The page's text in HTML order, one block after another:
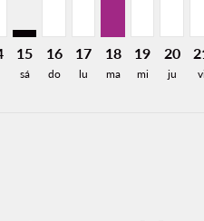
15
sá
16
do
17
lu
18
ma
19
mi
20
ju vi